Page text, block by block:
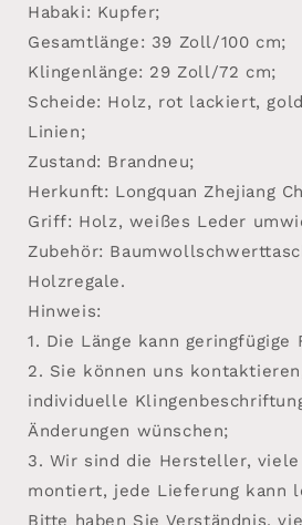
Habaki: Kupfer;
Gesamtlänge: 39 Zoll/100 cm;
Klingenlänge: 29 Zoll/72 cm;
Scheide: Holz, rot lackiert,
Linien;
Zustand: Brandneu;
Herkunft: Longquan Zhejiang
Griff: Holz, weißes Leder
Zubehör:
Holzregale.
Hinweis:
1. Die Länge kann geringfügige
2. Sie können uns
individuelle
Änderungen wünschen;
3. Wir sind die Hersteller,
montiert, jede Lieferung kann
Bitte haben Sie Verständnis,